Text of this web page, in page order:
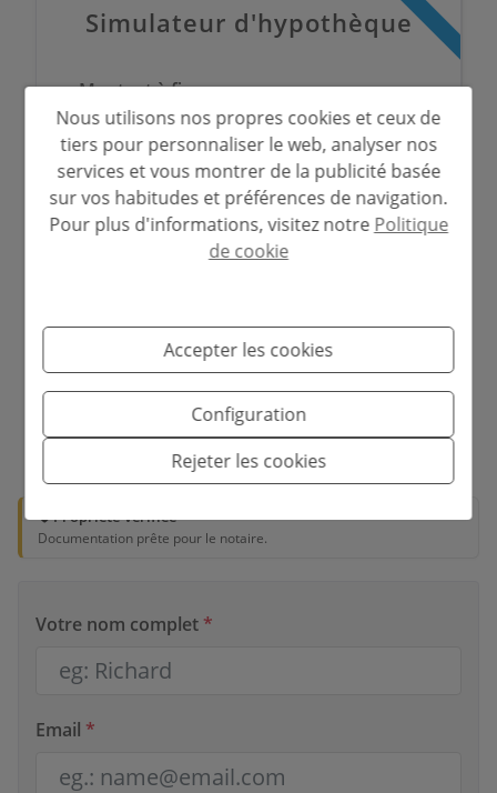
Simulateur d'hypothèque
Montant à financer
€
Période d'amortissement
Années
*Ces informations sont sujettes à des erreurs et ne font partie d'aucun
contrat. L'offre peut être modifiée ou retirée sans préavis. Le prix ne
comprend pas les frais d'achat.
🛡️ Propriété vérifiée
Documentation prête pour le notaire.
Votre nom complet *
Email *
Nous utilisons nos propres cookies et ceux de
tiers pour personnaliser le web, analyser nos
services et vous montrer de la publicité basée
sur vos habitudes et préférences de navigation.
Pour plus d'informations, visitez notre Politique
de cookie
Accepter les cookies
Configuration
Rejeter les cookies